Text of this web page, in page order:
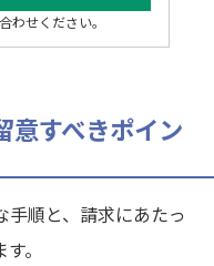
わせください。
意すべきポイン
順と、請求にあたっ
。